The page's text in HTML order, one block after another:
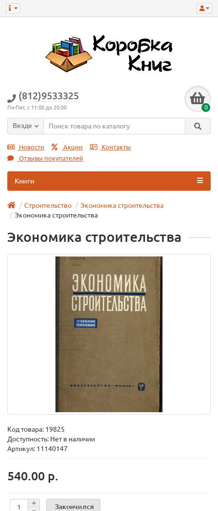
(812)9533325
Пн-Пят, с 11:00 до 20:00 0
Везде
Новости Акции
Контакты
Отзывы покупателей
Книги
Строительство
Экономика строительства
Экономика строительства
Экономика строительства
Код товара: 19825
Доступность: Нет в наличии
Артикул: 11140147
540.00 р.
Закончился